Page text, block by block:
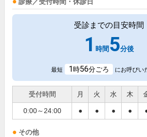
診療／受付時間・休診日
受診までの目安時間
1 時間 5分後
最短 1時56分ごろ にお呼びい
受付時間 月 火 水 木
0:00～24:00 ● ● ● ●
その他